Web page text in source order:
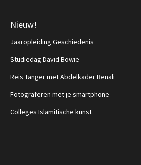
Nieuw!
Jaaropleiding Geschiedenis
Studiedag David Bowie
Reis Tanger met Abdelkader Benali
Fotograferen met je smartphone
Colleges Islamitische kunst